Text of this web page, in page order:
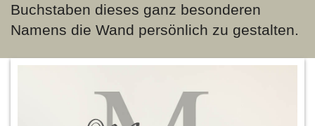
Buchstaben dieses ganz besonderen
Namens die Wand persönlich zu gestalten.